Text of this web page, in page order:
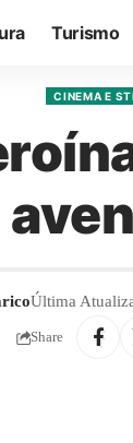
Turismo
CINEMA E
Última
Share